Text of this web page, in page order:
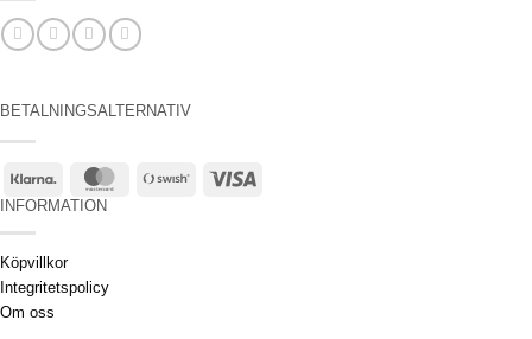
BETALNINGSALTERNATIV
Klarna MasterCardSwish
INFORMATION
Köpvillkor
Integritetspolicy
Om oss